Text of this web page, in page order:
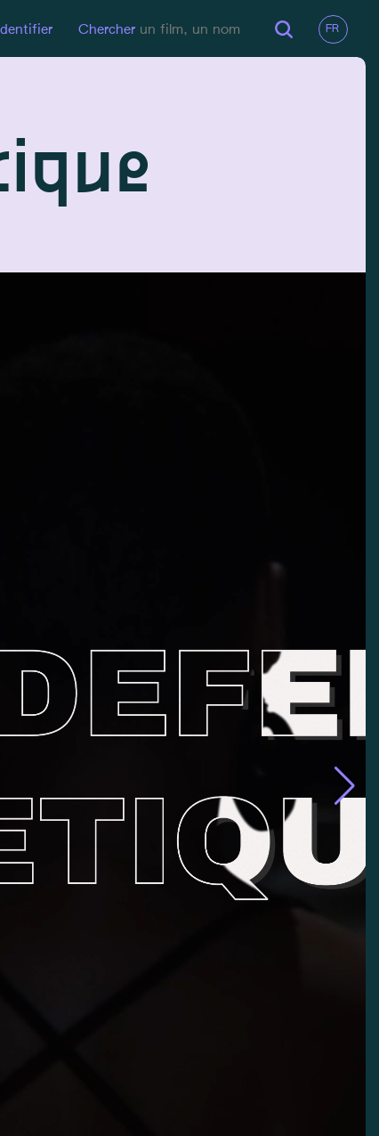
Chercher